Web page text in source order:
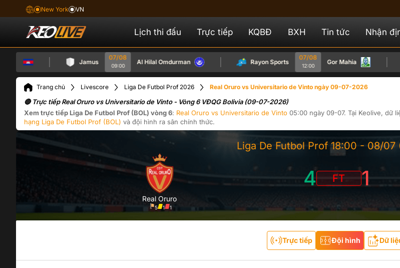
New York VN
Lịch thi đấu Trực tiếp KQBĐ BXH Tin tức Nhận
Jamus
07/08
09:00 Al Hilal Omdurman Rayon Sports
07/08
12:00 Gor Mahia
Trang chủ Livescore Liga De Futbol Prof 2026 Real Oruro vs Universitario de Vinto ngày 09-07-2026
🔴 Trực tiếp Real Oruro vs Universitario de Vinto - Vòng 6 VĐQG Bolivia (09-07-2026)
Xem trực tiếp Liga De Futbol Prof (BOL) vòng 6: Real Oruro vs Universitario de Vinto 05:00 ngày 09-07. Tại Keolive, dữ
hạng Liga De Futbol Prof (BOL) và đội hình ra sân chính thức.
Liga De Futbol Prof 18:00 - 08/07
Real Oruro
5 1 1
4 FT 1
Trực tiếp Đội hình Dữ